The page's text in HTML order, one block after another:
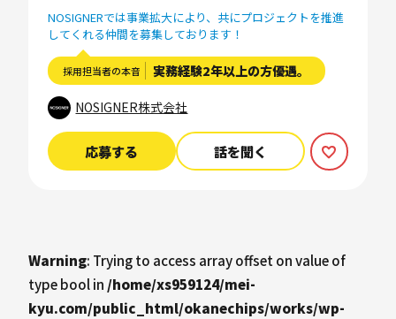
NOSIGNERでは事業拡大により、共にプロジェクトを推進
してくれる仲間を募集しております！
採用担当者の本音 実務経験2年以上の方優遇。
NOSIGNER株式会社
応募する 話を聞く
Warning: Trying to access array offset on value of
type bool in /home/xs959124/mei-
kyu.com/public_html/okanechips/works/wp-